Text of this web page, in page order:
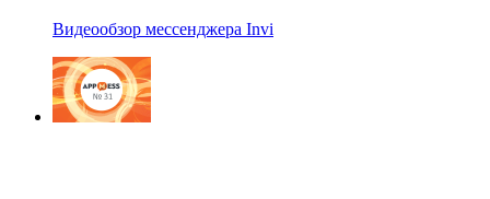
Видеообзор мессенджера Invi